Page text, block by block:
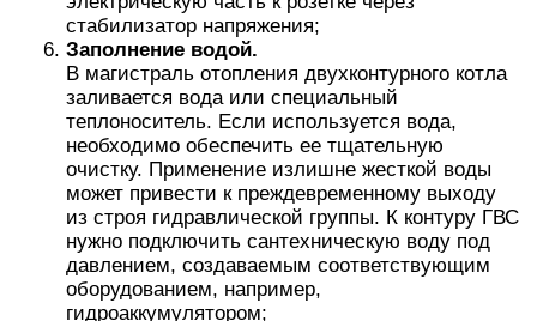
стабилизатор напряжения;
Заполнение водой.
В магистраль отопления двухконтурного котла
заливается вода или специальный
теплоноситель. Если используется вода,
необходимо обеспечить ее тщательную
очистку. Применение излишне жесткой воды
может привести к преждевременному выходу
из строя гидравлической группы. К контуру ГВС
нужно подключить сантехническую воду под
давлением, создаваемым соответствующим
оборудованием, например,
гидроаккумулятором;